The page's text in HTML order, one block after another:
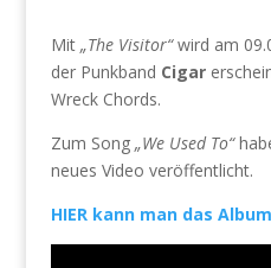
Mit „The Visitor“wird am
der Punkband Cigar
Wreck Chords.
Zum Song „We Used To“
neues Video veröffentlicht.
HIER kann man das